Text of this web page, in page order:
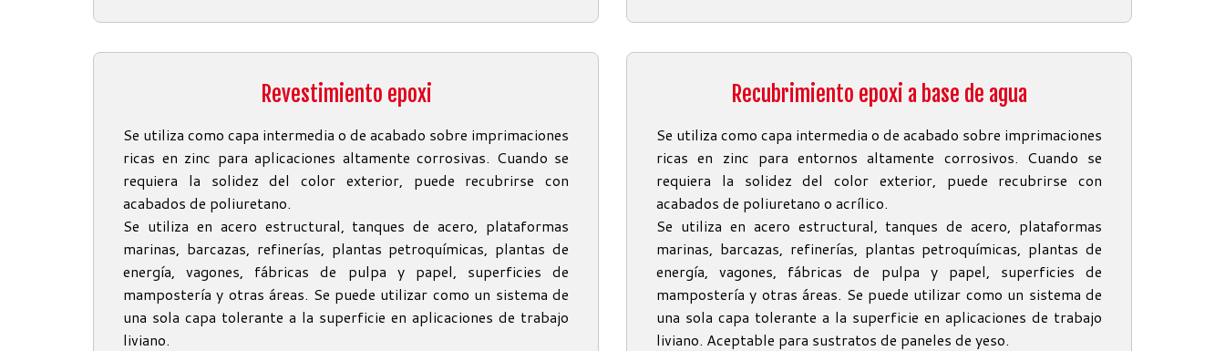
Revestimiento epoxi
Se utiliza como capa intermedia o de acabado sobre imprimaciones
ricas en zinc para aplicaciones altamente corrosivas. Cuando se
requiera la solidez del color exterior, puede recubrirse con
acabados de poliuretano.
Se utiliza en acero estructural, tanques de acero, plataformas
marinas, barcazas, refinerías, plantas petroquímicas, plantas de
energía, vagones, fábricas de pulpa y papel, superficies de
mampostería y otras áreas. Se puede utilizar como un sistema de
una sola capa tolerante a la superficie en aplicaciones de trabajo
liviano.
Recubrimiento epoxi a base de agua
Se utiliza como capa intermedia o de acabado sobre imprimaciones
ricas en zinc para entornos altamente corrosivos. Cuando se
requiera la solidez del color exterior, puede recubrirse con
acabados de poliuretano o acrílico.
Se utiliza en acero estructural, tanques de acero, plataformas
marinas, barcazas, refinerías, plantas petroquímicas, plantas de
energía, vagones, fábricas de pulpa y papel, superficies de
mampostería y otras áreas. Se puede utilizar como un sistema de
una sola capa tolerante a la superficie en aplicaciones de trabajo
liviano. Aceptable para sustratos de paneles de yeso.